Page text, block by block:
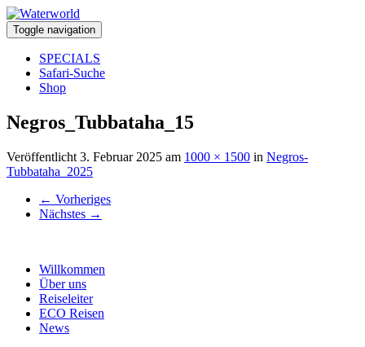
Toggle navigation
SPECIALS
Safari-Suche
Shop
Negros_Tubbataha_15
Veröffentlicht 3. Februar 2025 am 1000 × 1500 in Negros-
Tubbataha_2025
← Vorheriges
Nächstes →
Willkommen
Über uns
Reiseleiter
ECO Reisen
News